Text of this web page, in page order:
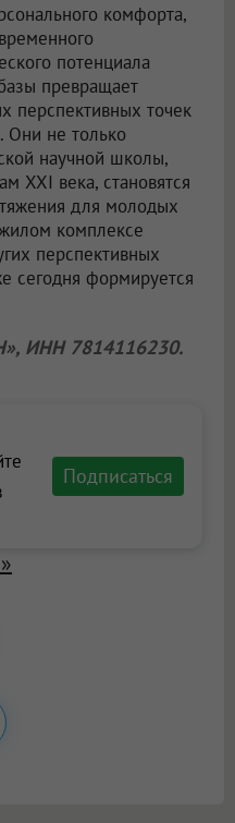
комфорта,
потенциала
превращает
перспективных точек
Они не только
научной школы,
XXI века, становятся
для молодых
комплексе
перспективных
сегодня формируется
ИНН 7814116230.
Подписаться